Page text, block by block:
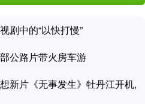
剧中的“以快打慢”
公路片带火房车游
新片《无事发生》牡丹江开机,